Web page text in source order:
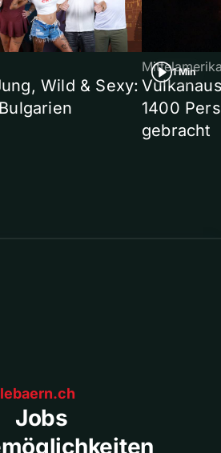
Wild & Sexy:
1 Min
1400
gebracht
Jobs